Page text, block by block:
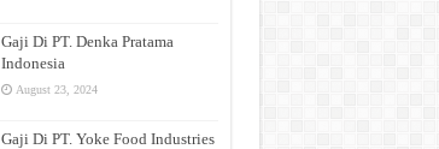
Gaji Di PT. Denka Pratama
Indonesia
August 23, 2024
Gaji Di PT. Yoke Food Industries